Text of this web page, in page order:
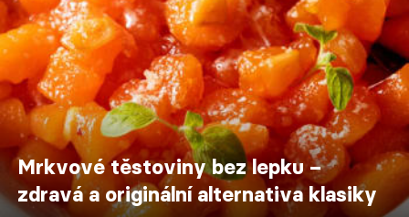
Mrkvové těstoviny bez lepku –
zdravá a originální alternativa klasiky